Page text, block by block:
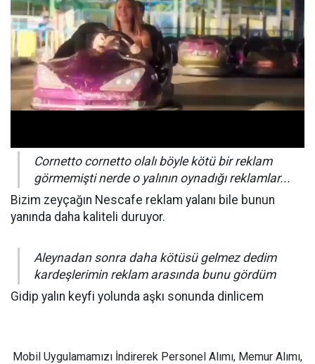
Cornetto cornetto olalı böyle kötü bir reklam
görmemişti nerde o yalının oynadığı reklamlar...
Bizim zeyçağın Nescafe reklam yalanı bile bunun
yanında daha kaliteli duruyor.
Aleynadan sonra daha kötüsü gelmez dedim
kardeşlerimin reklam arasında bunu gördüm
Gidip yalın keyfi yolunda aşkı sonunda dinlicem
Mobil Uygulamamızı İndirerek Personel Alımı, Memur Alımı,